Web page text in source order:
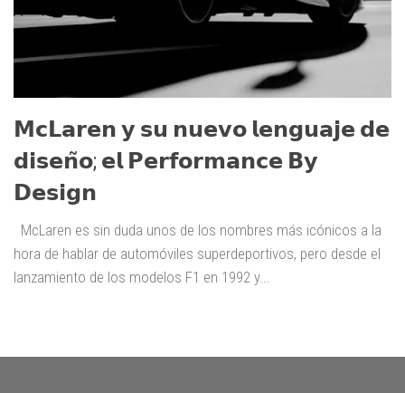
𝗠𝗰𝗟𝗮𝗿𝗲𝗻 𝘆 𝘀𝘂 𝗻𝘂𝗲𝘃𝗼 𝗹𝗲𝗻𝗴𝘂𝗮𝗷𝗲 𝗱𝗲
𝗱𝗶𝘀𝗲𝗻̃𝗼; 𝗲𝗹 𝗣𝗲𝗿𝗳𝗼𝗿𝗺𝗮𝗻𝗰𝗲 𝗕𝘆
𝗗𝗲𝘀𝗶𝗴𝗻
McLaren es sin duda unos de los nombres más icónicos a la
hora de hablar de automóviles superdeportivos, pero desde el
lanzamiento de los modelos F1 en 1992 y...